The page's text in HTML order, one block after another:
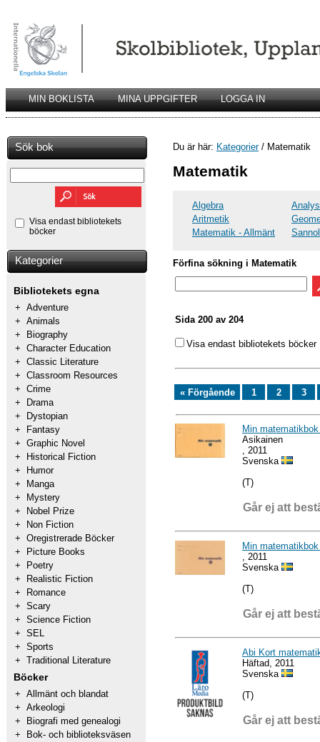
MIN BOKLISTA MINA UPPGIFTER LOGGA IN
Sök bok
Visa endast bibliotekets
böcker
Kategorier
Bibliotekets egna
+ Adventure
+ Animals
+
Biography
+ Character Education
+ Classic Literature
+ Classroom Resources
+ Crime
+
Drama
+
Dystopian
+
Fantasy
+ Graphic Novel
+
Historical Fiction
+
Humor
+
Manga
+
Mystery
+
Nobel Prize
+
Non Fiction
+ Oregistrerade Böcker
+
Picture Books
+
Poetry
+
Realistic Fiction
+
Romance
+ Scary
+ Science Fiction
+ SEL
+ Sports
+ Traditional Literature
Böcker
+ Allmänt och blandat
+ Arkeologi
+
Biografi med genealogi
+
Bok- och biblioteksväsen
Du är här: Kategorier/ Matematik
Matematik
Algebra
Analys
Aritmetik
Matematik - Allmänt
Förfina sökning i Matematik
Sida 200 av 204
Visa endast bibliotekets böcker
« Förgående 1 2 3
Min
Asikainen
, 2011
Svenska
(T)
Går ej att
Min
, 2011
Svenska
(T)
Går ej att
Abi Kort
Häftad, 2011
Svenska
(T)
Går ej att